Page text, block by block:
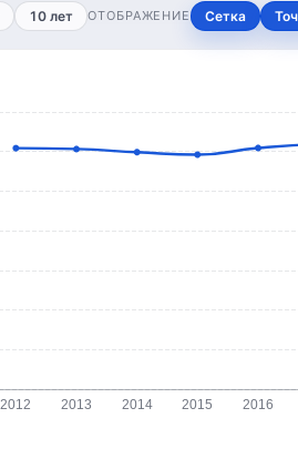
10 лет ОТОБРАЖЕНИЕ Сетка
2012 2013 2014 2015 2016